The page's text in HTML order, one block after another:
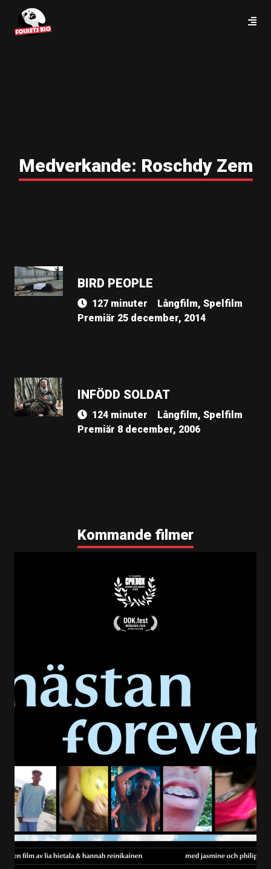
Medverkande: Roschdy Zem
BIRD PEOPLE
127 minuter
Långfilm, Spelfilm
Premiär 25 december, 2014
INFÖDD SOLDAT
124 minuter
Långfilm, Spelfilm
Premiär 8 december, 2006
Kommande filmer